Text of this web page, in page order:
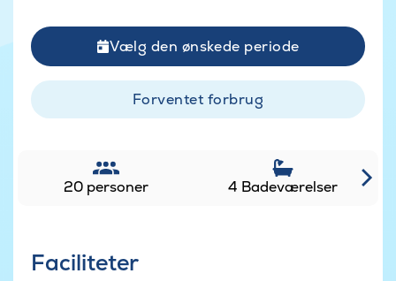
Vælg den ønskede periode
Forventet forbrug
20 personer 4 Badeværelser
Faciliteter